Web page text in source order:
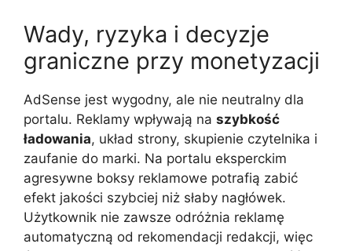
Wady, ryzyka i decyzje
graniczne przy monetyzacji
AdSense jest wygodny, ale nie neutralny dla
portalu. Reklamy wpływają na szybkość
ładowania, układ strony, skupienie czytelnika i
zaufanie do marki. Na portalu eksperckim
agresywne boksy reklamowe potrafią zabić
efekt jakości szybciej niż słaby nagłówek.
Użytkownik nie zawsze odróżnia reklamę
automatyczną od rekomendacji redakcji, więc